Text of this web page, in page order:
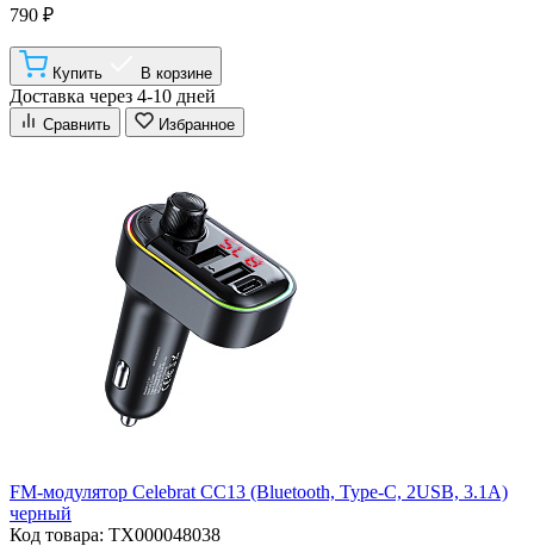
790 ₽
Купить В корзине
Доставка через 4-10 дней
Сравнить Избранное
FM-модулятор Celebrat CC13 (Bluetooth, Type-C, 2USB, 3.1A)
черный
Код товара: ТХ000048038